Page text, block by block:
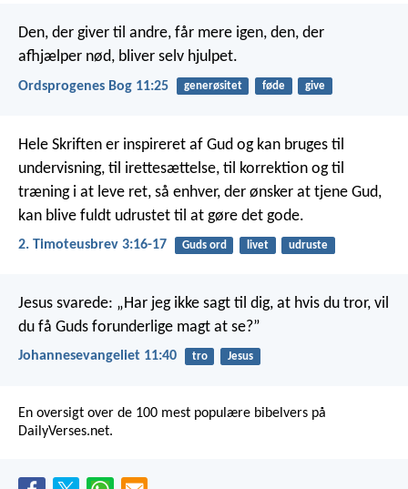
Den, der giver til andre, får mere igen, den, der
afhjælper nød, bliver selv hjulpet.
Ordsprogenes Bog 11:25 generøsitet føde give
Hele Skriften er inspireret af Gud og kan bruges til
undervisning, til irettesættelse, til korrektion og til
træning i at leve ret, så enhver, der ønsker at tjene Gud,
kan blive fuldt udrustet til at gøre det gode.
2. Timoteusbrev 3:16-17 Guds ord livet udruste
Jesus svarede: „Har jeg ikke sagt til dig, at hvis du tror, vil
du få Guds forunderlige magt at se?”
Johannesevangeliet 11:40 tro Jesus
En oversigt over de 100 mest populære bibelvers på
DailyVerses.net.